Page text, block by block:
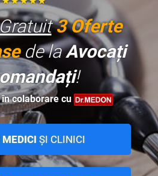
3 Oferte
de laAvocați
!
în colaborare cu
MEDICIȘI CLINICI